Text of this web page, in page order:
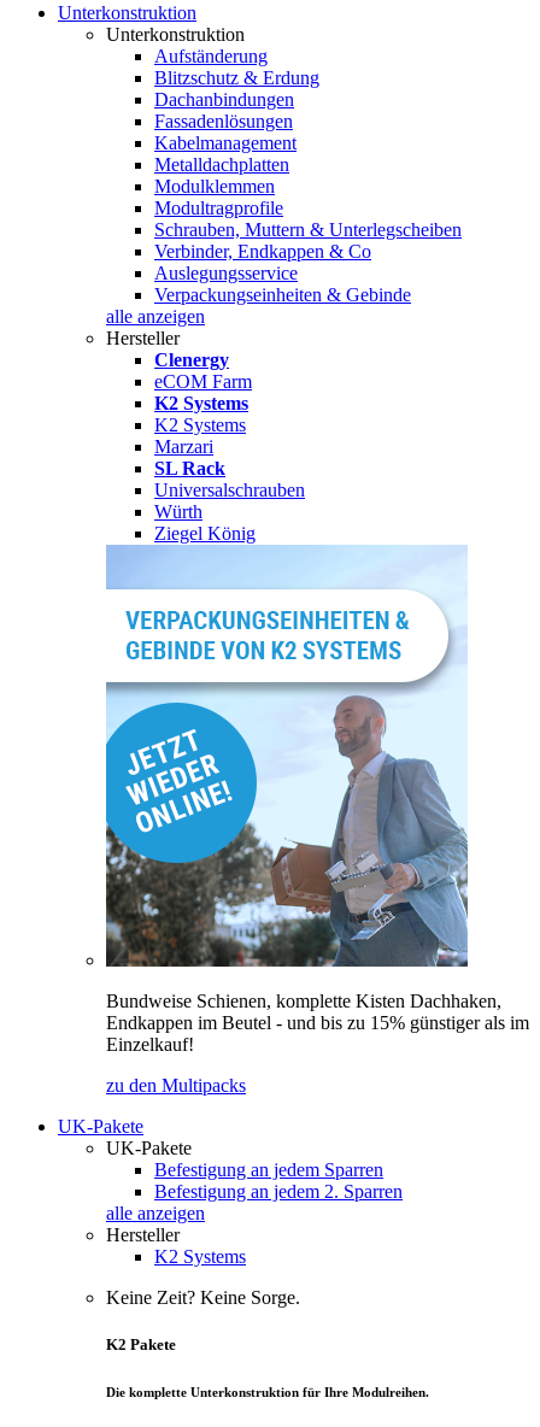
Unterkonstruktion
Unterkonstruktion
Aufständerung
Blitzschutz & Erdung
Dachanbindungen
Fassadenlösungen
Kabelmanagement
Metalldachplatten
Modulklemmen
Modultragprofile
Schrauben, Muttern & Unterlegscheiben
Verbinder, Endkappen & Co
Auslegungsservice
Verpackungseinheiten & Gebinde
alle anzeigen
Hersteller
Clenergy
eCOM Farm
K2 Systems
K2 Systems
Marzari
SL Rack
Universalschrauben
Würth
Ziegel König
Bundweise Schienen, komplette Kisten Dachhaken,
Endkappen im Beutel - und bis zu 15% günstiger als im
Einzelkauf!
zu den Multipacks
UK-Pakete
UK-Pakete
Befestigung an jedem Sparren
Befestigung an jedem 2. Sparren
alle anzeigen
Hersteller
K2 Systems
Keine Zeit? Keine Sorge.
K2 Pakete
Die komplette Unterkonstruktion für Ihre Modulreihen.